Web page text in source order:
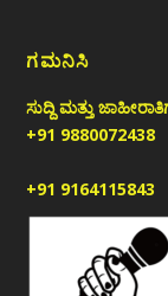
ಗಮನಿಸಿ
ಸುದ್ದಿ ಮತ್ತು
+91 9880072438
+91 9164115843